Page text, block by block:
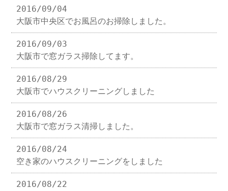
2016/09/04
大阪市中央区でお風呂のお掃除しました。
2016/09/03
大阪市で窓ガラス掃除してます。
2016/08/29
大阪市でハウスクリーニングしました
2016/08/26
大阪市で窓ガラス清掃しました。
2016/08/24
空き家のハウスクリーニングをしました
2016/08/22